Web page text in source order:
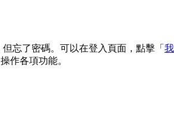
忘了密碼。可以在登入頁面，點擊「
作各項功能。